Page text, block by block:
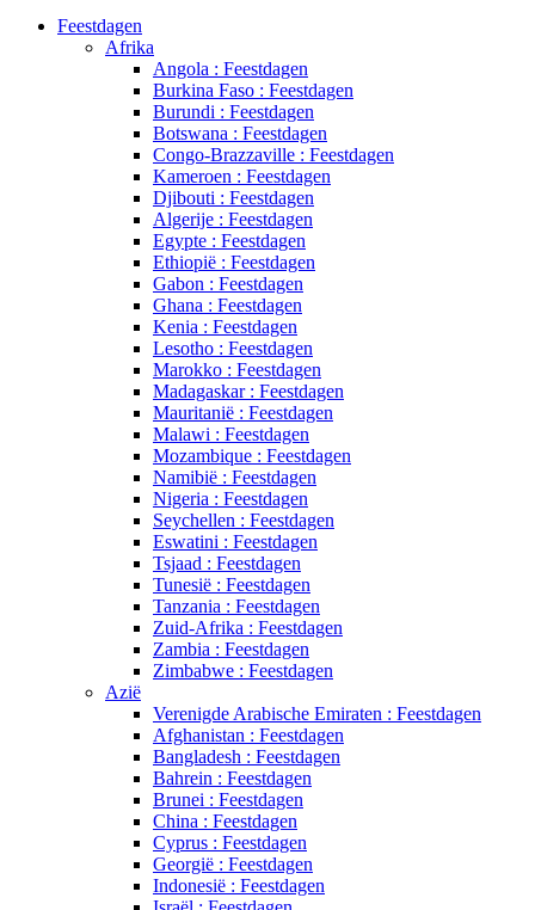
Feestdagen
Afrika
Angola : Feestdagen
Burkina Faso : Feestdagen
Burundi : Feestdagen
Botswana : Feestdagen
Congo-Brazzaville : Feestdagen
Kameroen : Feestdagen
Djibouti : Feestdagen
Algerije : Feestdagen
Egypte : Feestdagen
Ethiopië : Feestdagen
Gabon : Feestdagen
Ghana : Feestdagen
Kenia : Feestdagen
Lesotho : Feestdagen
Marokko : Feestdagen
Madagaskar : Feestdagen
Mauritanië : Feestdagen
Malawi : Feestdagen
Mozambique : Feestdagen
Namibië : Feestdagen
Nigeria : Feestdagen
Seychellen : Feestdagen
Eswatini : Feestdagen
Tsjaad : Feestdagen
Tunesië : Feestdagen
Tanzania : Feestdagen
Zuid-Afrika : Feestdagen
Zambia : Feestdagen
Zimbabwe : Feestdagen
Azië
Verenigde Arabische Emiraten : Feestdagen
Afghanistan : Feestdagen
Bangladesh : Feestdagen
Bahrein : Feestdagen
Brunei : Feestdagen
China : Feestdagen
Cyprus : Feestdagen
Georgië : Feestdagen
Indonesië : Feestdagen